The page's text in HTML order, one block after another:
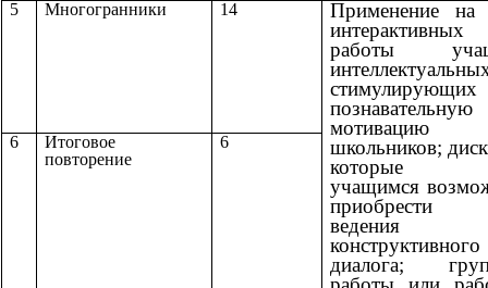
5 Многогранники 14
Применение на
работы
стимулирующих
познавательную
мотивацию
школьников;
которые
учащимся
приобрести
ведения
конструктивного
диалога;
6
Итоговое
повторение
6